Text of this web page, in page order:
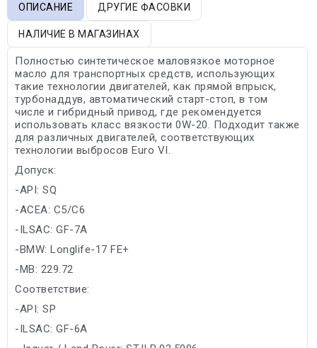
ОПИСАНИЕ ДРУГИЕ ФАСОВКИ
НАЛИЧИЕ В МАГАЗИНАХ
Полностью синтетическое маловязкое моторное
масло для транспортных средств, использующих
такие технологии двигателей, как прямой впрыск,
турбонаддув, автоматический старт-стоп, в том
числе и гибридный привод, где рекомендуется
использовать класс вязкости 0W-20. Подходит также
для различных двигателей, соответствующих
технологии выбросов Euro VI.
Допуск:
-API: SQ
-ACEA: C5/C6
-ILSAC: GF-7A
-BMW: Longlife-17 FE+
-MB: 229.72
Соответствие:
-API: SP
-ILSAC: GF-6A